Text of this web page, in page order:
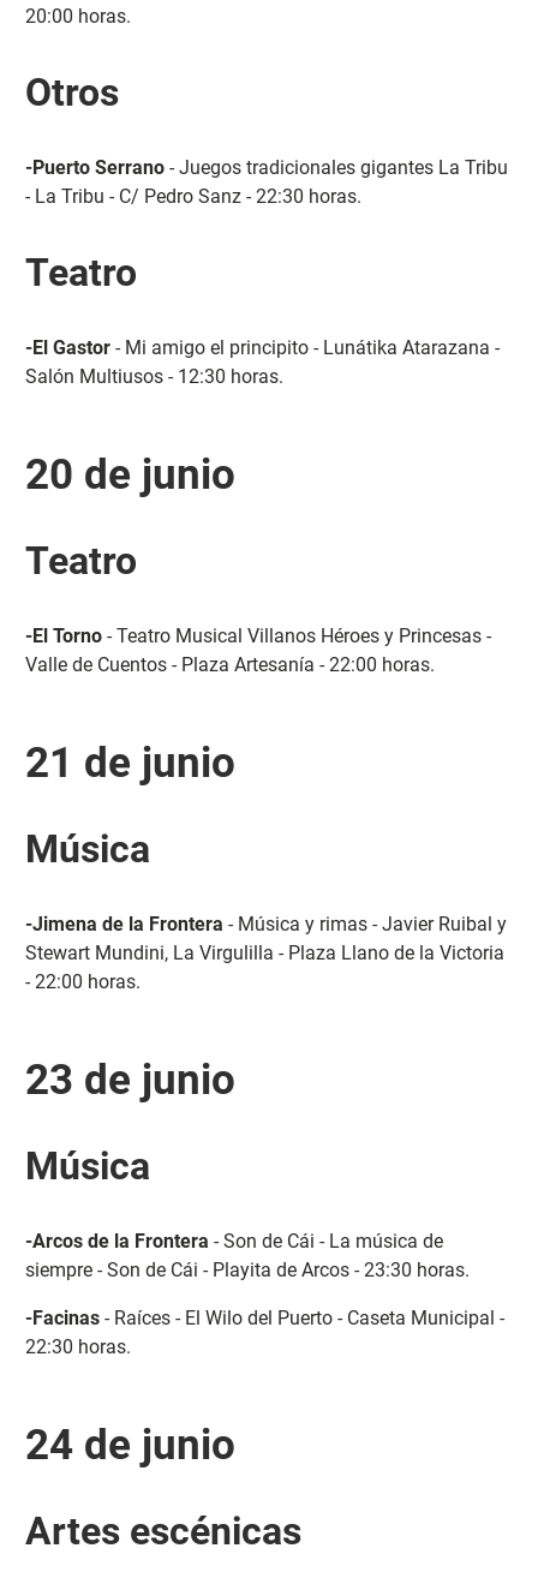
20:00 horas.
Otros
-Puerto Serrano- Juegos tradicionales gigantes La Tribu
- La Tribu - C/ Pedro Sanz - 22:30 horas.
Teatro
-El Gastor- Mi amigo el principito - Lunátika Atarazana -
Salón Multiusos - 12:30 horas.
20 de junio
Teatro
-El Torno- Teatro Musical Villanos Héroes y Princesas -
Valle de Cuentos - Plaza Artesanía - 22:00 horas.
21 de junio
Música
-Jimena de la Frontera - Música y rimas - Javier Ruibal y
Stewart Mundini, La Virgulilla - Plaza Llano de la Victoria
- 22:00 horas.
23 de junio
Música
-Arcos de la Frontera - Son de Cái - La música de
siempre - Son de Cái - Playita de Arcos - 23:30 horas.
-Facinas- Raíces - El Wilo del Puerto - Caseta Municipal -
22:30 horas.
24 de junio
Artes escénicas